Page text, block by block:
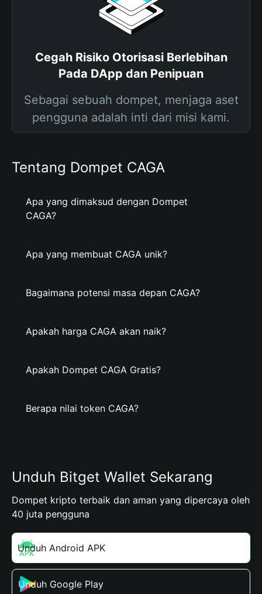
Cegah Risiko Otorisasi Berlebihan
Pada DApp dan Penipuan
Sebagai sebuah dompet, menjaga aset
pengguna adalah inti dari misi kami.
Tentang Dompet CAGA
Apa yang dimaksud dengan Dompet
CAGA?
Apa yang membuat CAGA unik?
Bagaimana potensi masa depan CAGA?
Apakah harga CAGA akan naik?
Apakah Dompet CAGA Gratis?
Berapa nilai token CAGA?
Unduh Bitget Wallet Sekarang
Dompet kripto terbaik dan aman yang dipercaya oleh
40 juta pengguna
Unduh Android APK
Unduh Google Play